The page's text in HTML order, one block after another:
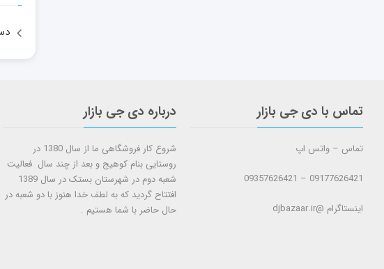
تماس با دی جی بازار
تماس – واتس اپ
09177626421 – 09357626421
اینستاگرام @djbazaar.ir
درباره دی جی بازار
شروع کار فروشگاهی ما از سال 1380 در
روستایی بنام کوهیج و بعد از چند سال فعالیت
شعبه دوم در شهرستان بستک در سال 1389
افتتاح گردید که به لطف خدا هنوز با دو شعبه در
حال حاضر با شما هستيم .